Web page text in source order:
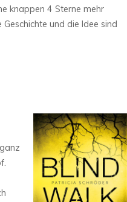
knappen 4 Sterne mehr
und die Idee sind